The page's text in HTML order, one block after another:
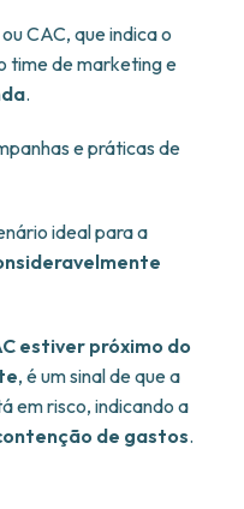
CAC, que indica o
time de marketing e
.
e práticas de
ideal para a
estiver próximo do
, é um sinal de que a
em risco, indicando a
de gastos.